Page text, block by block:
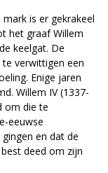
is er gekrakeel
het graaf Willem
keelgat. De
verwittigen een
Enige jaren
Willem IV (1337-
om die te
eeuwse
en dat de
deed om zijn